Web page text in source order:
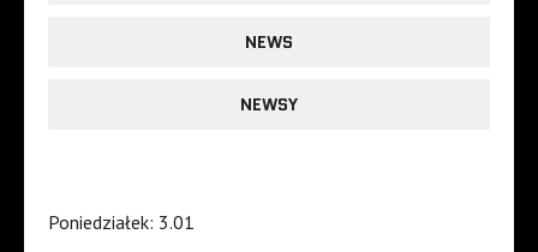
NEWS
NEWSY
Poniedziałek: 3.01